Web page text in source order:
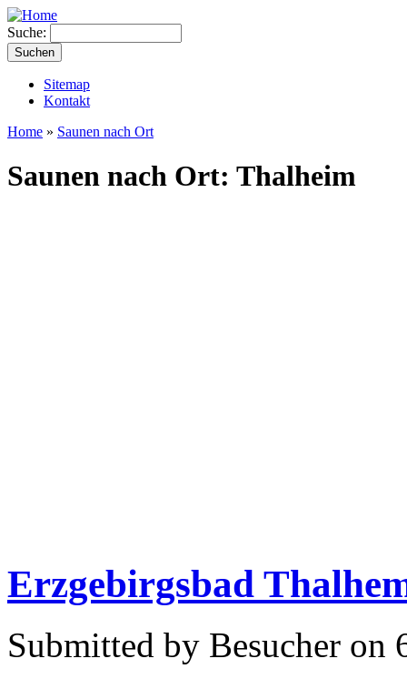
Suche:
Sitemap
Kontakt
Home » Saunen nach Ort
Saunen nach Ort: Thalheim
Erzgebirgsbad
Submitted by Besucher on